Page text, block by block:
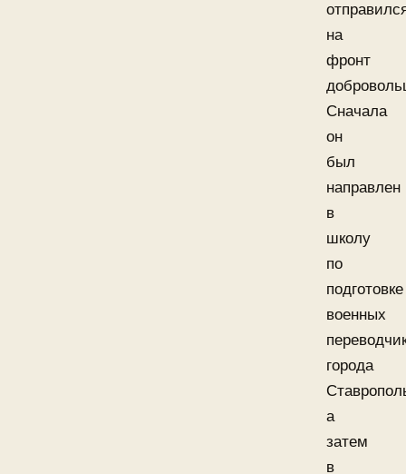
на
фронт
Сначала
он
был
направлен
в
школу
по
подготовке
военных
города
а
затем
в